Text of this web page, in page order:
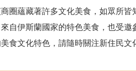
圈蘊藏著許多文化美食，如眾所
自伊斯蘭國家的特色美食，也受
食文化特色，請隨時關注新住民文